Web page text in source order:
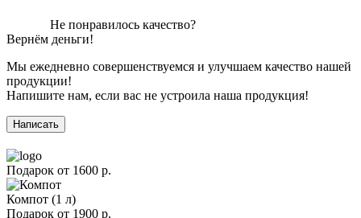
Не понравилось качество?
Вернём деньги!
Мы ежедневно совершенствуемся и улучшаем качество нашей
продукции!
Напишите нам, если вас не устроила наша продукция!
Написать
Подарок от 1600 р.
Компот (1 л)
Подарок от 1900 р.